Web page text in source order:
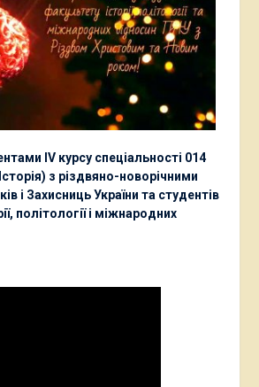
ІV курсу спеціальності 014
з різдвяно-новорічними
і Захисниць України та студентів
політології і міжнародних